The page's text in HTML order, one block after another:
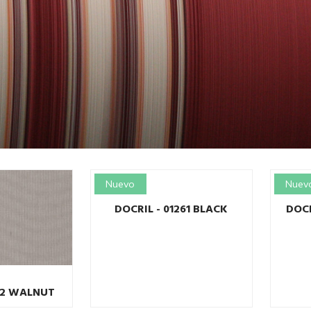
WALNUT
Nuevo
DOCRIL - 01261 BLACK